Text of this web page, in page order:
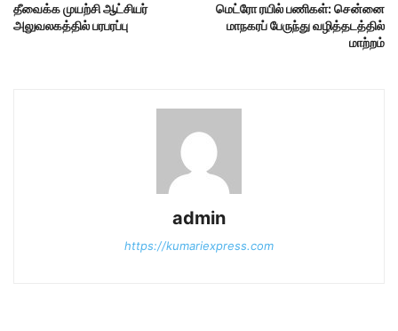
தீவைக்க முயற்சி ஆட்சியர்
அலுவலகத்தில் பரபரப்பு
மெட்ரோ ரயில் பணிகள்: சென்னை
மாநகரப் பேருந்து வழித்தடத்தில்
மாற்றம்
admin
https://kumariexpress.com